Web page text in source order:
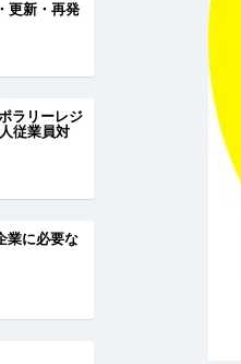
更新・再発
ラリーレジ
従業員対
業に必要な